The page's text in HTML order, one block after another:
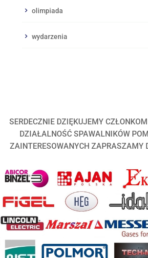
olimpiada
wydarzenia
SERDECZNIE DZIĘKUJEMY
DZIAŁALNOŚĆ SPAWALNIKÓW
ZAINTERESOWANYCH ZAPRASZAMY